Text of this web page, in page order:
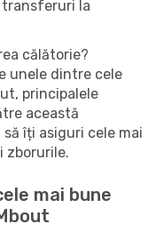
la
călătorie?
unele dintre cele
principalele
această
îți asiguri cele mai
zborurile.
mai bune